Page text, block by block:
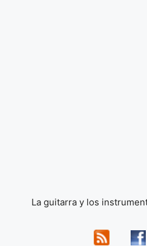
La guitarra y los